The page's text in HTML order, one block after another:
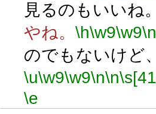
見るのもいいね
やね。 \h\w9\w9\n
のでもないけど
\u\w9\w9\n\n
\e